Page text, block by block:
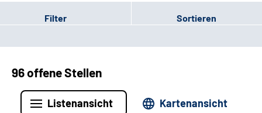
Filter Sortieren
96 offene Stellen
Listenansicht Kartenansicht